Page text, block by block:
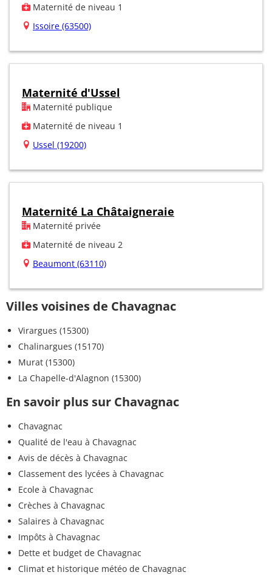
Maternité de niveau 1
Issoire (63500)
Maternité d'Ussel
Maternité publique
Maternité de niveau 1
Ussel (19200)
Maternité La Châtaigneraie
Maternité privée
Maternité de niveau 2
Beaumont (63110)
Villes voisines de Chavagnac
Virargues (15300)
Chalinargues (15170)
Murat (15300)
La Chapelle-d'Alagnon (15300)
En savoir plus sur Chavagnac
Chavagnac
Qualité de l'eau à Chavagnac
Avis de décès à Chavagnac
Classement des lycées à Chavagnac
Ecole à Chavagnac
Crèches à Chavagnac
Salaires à Chavagnac
Impôts à Chavagnac
Dette et budget de Chavagnac
Climat et historique météo de Chavagnac